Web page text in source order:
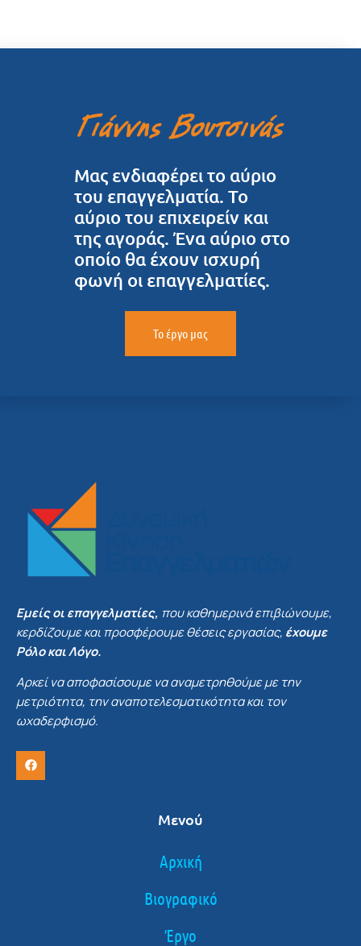
Μας ενδιαφέρει το αύριο
του επαγγελματία. Το
αύριο του επιχειρείν και
της αγοράς. Ένα αύριο στο
οποίο θα έχουν ισχυρή
φωνή οι επαγγελματίες.
Το έργο μας
Εμείς οι επαγγελματίες, που καθημερινά επιβιώνουμε,
κερδίζουμε και προσφέρουμε θέσεις εργασίας, έχουμε
Ρόλο και Λόγο.
Αρκεί να αποφασίσουμε να αναμετρηθούμε με την
μετριότητα, την αναποτελεσματικότητα και τον
ωχαδερφισμό.
Μενού
Αρχική
Βιογραφικό
Έργο